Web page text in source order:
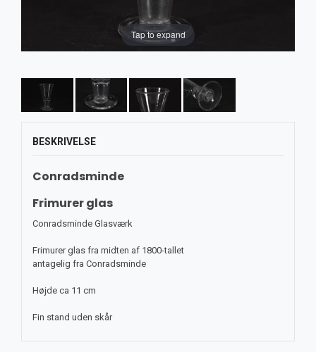
Tap to expand
BESKRIVELSE
Conradsminde
Frimurer glas
Conradsminde Glasværk
Frimurer glas fra midten af 1800-tallet
antagelig fra Conradsminde
Højde ca 11 cm
Fin stand uden skår